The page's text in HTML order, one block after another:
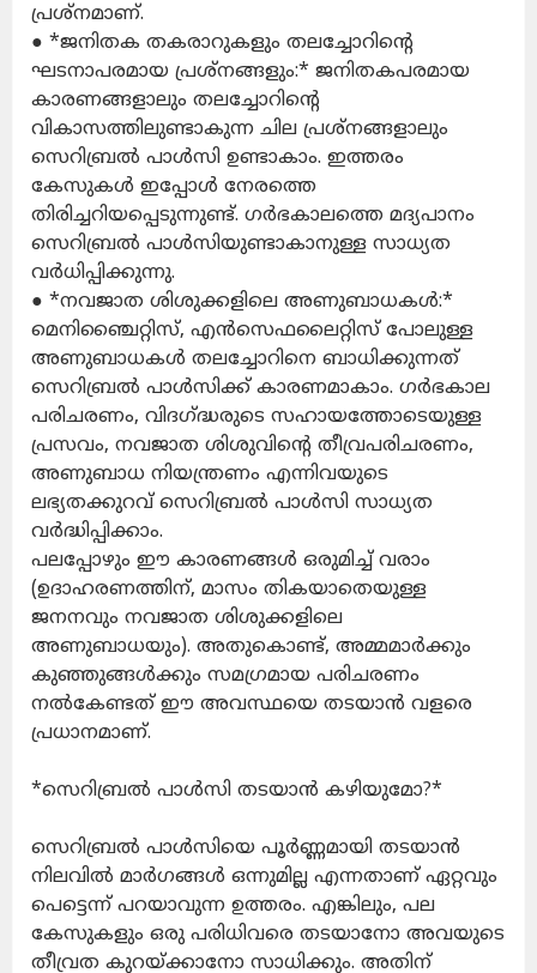
പ്രശ്നമാണ്.
● *ജനിതക തകരാറുകളും തലച്ചോറിന്റെ
ഘടനാപരമായ പ്രശ്നങ്ങളും:* ജനിതകപരമായ
കാരണങ്ങളാലും തലച്ചോറിന്റെ
വികാസത്തിലുണ്ടാകുന്ന ചില പ്രശ്നങ്ങളാലും
സെറിബ്രൽ പാൾസി ഉണ്ടാകാം. ഇത്തരം
കേസുകൾ ഇപ്പോൾ നേരത്തെ
തിരിച്ചറിയപ്പെടുന്നുണ്ട്. ഗർഭകാലത്തെ മദ്യപാനം
സെറിബ്രൽ പാൾസിയുണ്ടാകാനുള്ള സാധ്യത
വർധിപ്പിക്കുന്നു.
● *നവജാത ശിശുക്കളിലെ അണുബാധകൾ:*
മെനിഞ്ചൈറ്റിസ്, എൻസെഫലൈറ്റിസ് പോലുള്ള
അണുബാധകൾ തലച്ചോറിനെ ബാധിക്കുന്നത്
സെറിബ്രൽ പാൾസിക്ക് കാരണമാകാം. ഗർഭകാല
പരിചരണം, വിദഗ്ദ്ധരുടെ സഹായത്തോടെയുള്ള
പ്രസവം, നവജാത ശിശുവിന്റെ തീവ്രപരിചരണം,
അണുബാധ നിയന്ത്രണം എന്നിവയുടെ
ലഭ്യതക്കുറവ് സെറിബ്രൽ പാൾസി സാധ്യത
വർദ്ധിപ്പിക്കാം.
പലപ്പോഴും ഈ കാരണങ്ങൾ ഒരുമിച്ച് വരാം
(ഉദാഹരണത്തിന്, മാസം തികയാതെയുള്ള
ജനനവും നവജാത ശിശുക്കളിലെ
അണുബാധയും). അതുകൊണ്ട്, അമ്മമാർക്കും
കുഞ്ഞുങ്ങൾക്കും സമഗ്രമായ പരിചരണം
നൽകേണ്ടത് ഈ അവസ്ഥയെ തടയാൻ വളരെ
പ്രധാനമാണ്.
*സെറിബ്രൽ പാൾസി തടയാൻ കഴിയുമോ?*
സെറിബ്രൽ പാൾസിയെ പൂർണ്ണമായി തടയാൻ
നിലവിൽ മാർഗങ്ങൾ ഒന്നുമില്ല എന്നതാണ് ഏറ്റവും
പെട്ടെന്ന് പറയാവുന്ന ഉത്തരം. എങ്കിലും, പല
കേസുകളും ഒരു പരിധിവരെ തടയാനോ അവയുടെ
തീവ്രത കുറയ്ക്കാനോ സാധിക്കും. അതിന്